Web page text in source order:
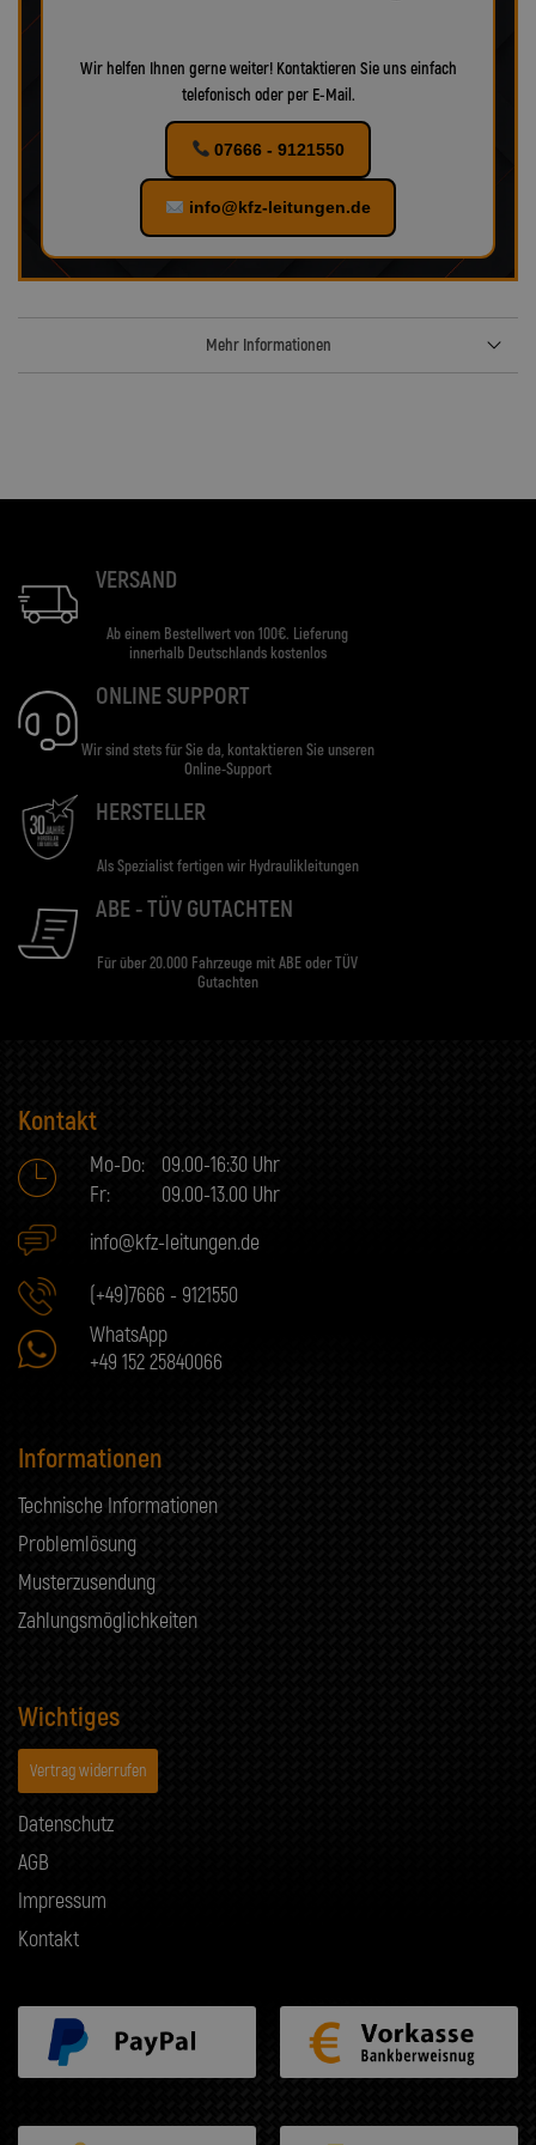
Wir helfen Ihnen gerne weiter! Kontaktieren Sie uns einfach
telefonisch oder per E-Mail.
07666 - 9121550
info@kfz-leitungen.de
Mehr Informationen
VERSAND
Ab einem Bestellwert von 100€. Lieferung
innerhalb Deutschlands kostenlos
ONLINE SUPPORT
Wir sind stets für Sie da, kontaktieren Sie unseren
Online-Support
HERSTELLER
Als Spezialist fertigen wir Hydraulikleitungen
ABE - TÜV GUTACHTEN
Für über 20.000 Fahrzeuge mit ABE oder TÜV
Gutachten
Kontakt
Mo-Do:
09.00-16:30 Uhr
Fr:
09.00-13.00 Uhr
info@kfz-leitungen.de
(+49)7666 - 9121550
WhatsApp
+49 152 25840066
Informationen
Technische Informationen
Problemlösung
Musterzusendung
Zahlungsmöglichkeiten
Wichtiges
Vertrag widerrufen
Datenschutz
AGB
Impressum
Kontakt